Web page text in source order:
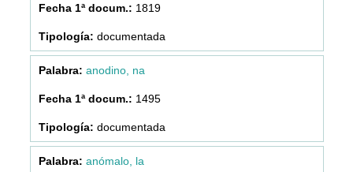
1819
documentada
anodino, na
1495
documentada
anómalo, la